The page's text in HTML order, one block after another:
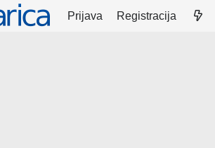
Prijava Registracija